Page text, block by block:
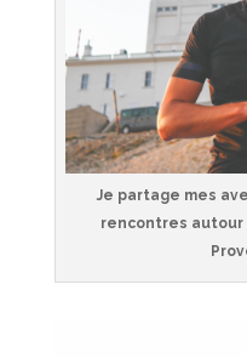
Je partage mes
rencontres autour